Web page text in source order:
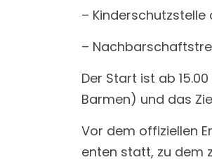
–
–
Der Start ist ab
Barmen) und das
Vor dem offiziellen
enten statt, zu dem